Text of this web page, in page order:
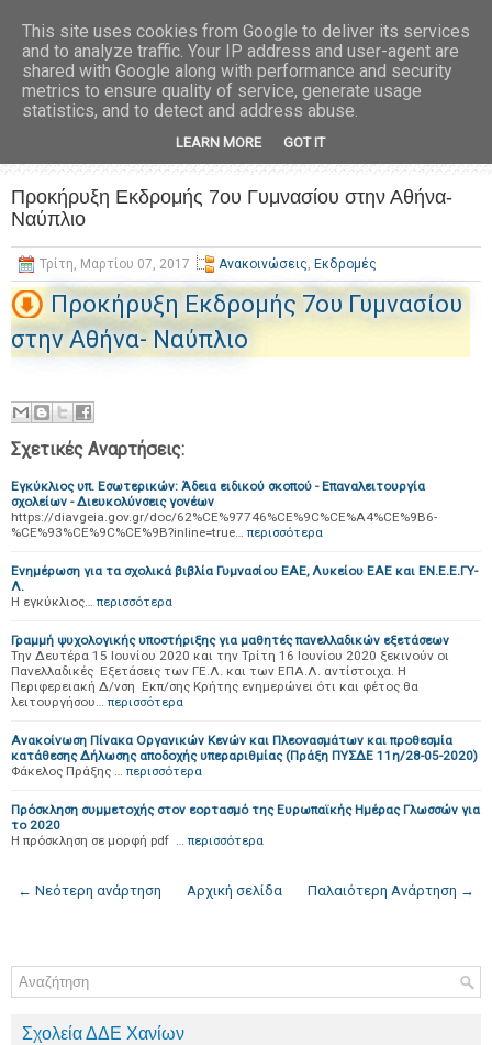
Προκήρυξη Εκδρομής 7ου Γυμνασίου στην Αθήνα-
Ναύπλιο
Τρίτη, Μαρτίου 07, 2017 Ανακοινώσεις, Εκδρομές
Προκήρυξη Εκδρομής 7ου Γυμνασίου
στην Αθήνα- Ναύπλιο
Σχετικές Αναρτήσεις:
Εγκύκλιος υπ. Εσωτερικών: Άδεια ειδικού σκοπού - Επαναλειτουργία
σχολείων - Διευκολύνσεις γονέων
https://diavgeia.gov.gr/doc/62%CE%97746%CE%9C%CE%A4%CE%9B6-
%CE%93%CE%9C%CE%9B?inline=true… περισσότερα
Ενημέρωση για τα σχολικά βιβλία Γυμνασίου ΕΑΕ, Λυκείου ΕΑΕ και ΕΝ.Ε.Ε.ΓΥ-
Λ.
H εγκύκλιος… περισσότερα
Γραμμή ψυχολογικής υποστήριξης για μαθητές πανελλαδικών εξετάσεων
Την Δευτέρα 15 Ιουνίου 2020 και την Τρίτη 16 Ιουνίου 2020 ξεκινούν οι
Πανελλαδικές Εξετάσεις των ΓΕ.Λ. και των ΕΠΑ.Λ. αντίστοιχα. H
Περιφερειακή Δ/νση Εκπ/σης Κρήτης ενημερώνει ότι και φέτος θα
λειτουργήσου… περισσότερα
Ανακοίνωση Πίνακα Οργανικών Κενών και Πλεονασμάτων και προθεσμία
κατάθεσης Δήλωσης αποδοχής υπεραριθμίας (Πράξη ΠΥΣΔΕ 11η/28-05-2020)
Φάκελος Πράξης … περισσότερα
Πρόσκληση συμμετοχής στον εορτασμό της Ευρωπαϊκής Ημέρας Γλωσσών για
το 2020
Η πρόσκληση σε μορφή pdf … περισσότερα
← Νεότερη ανάρτηση Παλαιότερη Ανάρτηση →
Αρχική σελίδα
Σχολεία ΔΔΕ Χανίων
This site uses cookies from Google to deliver its services
and to analyze traffic. Your IP address and user-agent are
shared with Google along with performance and security
metrics to ensure quality of service, generate usage
statistics, and to detect and address abuse.
LEARN MORE GOT IT